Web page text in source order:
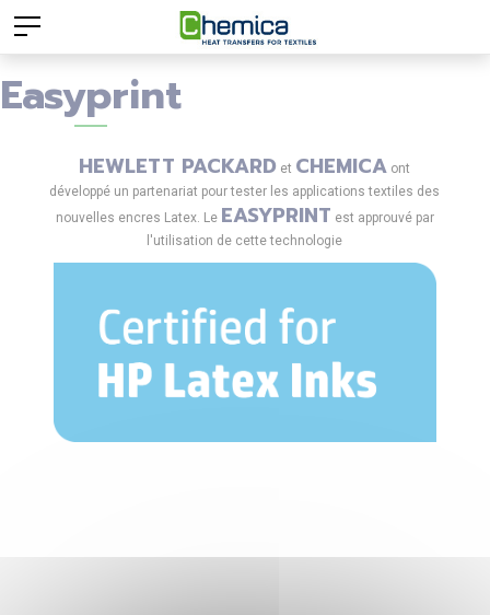
Easyprint
HEWLETT PACKARD et CHEMICA ont
développé un partenariat pour tester les applications textiles des
nouvelles encres Latex. Le EASYPRINT est approuvé par
l'utilisation de cette technologie